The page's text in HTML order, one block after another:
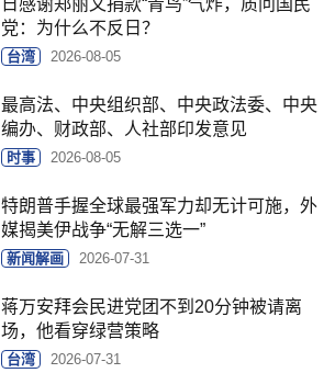
日感谢郑丽文捐款“青鸟”气炸，质问国民
党：为什么不反日？
台湾 2026-08-05
最高法、中央组织部、中央政法委、中央
编办、财政部、人社部印发意见
时事 2026-08-05
特朗普手握全球最强军力却无计可施，外
媒揭美伊战争“无解三选一”
新闻解画 2026-07-31
蒋万安拜会民进党团不到20分钟被请离
场，他看穿绿营策略
台湾 2026-07-31